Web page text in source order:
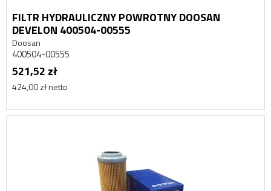
FILTR HYDRAULICZNY POWROTNY DOOSAN
DEVELON 400504-00555
Doosan
400504-00555
521,52 zł
424,00 zł netto